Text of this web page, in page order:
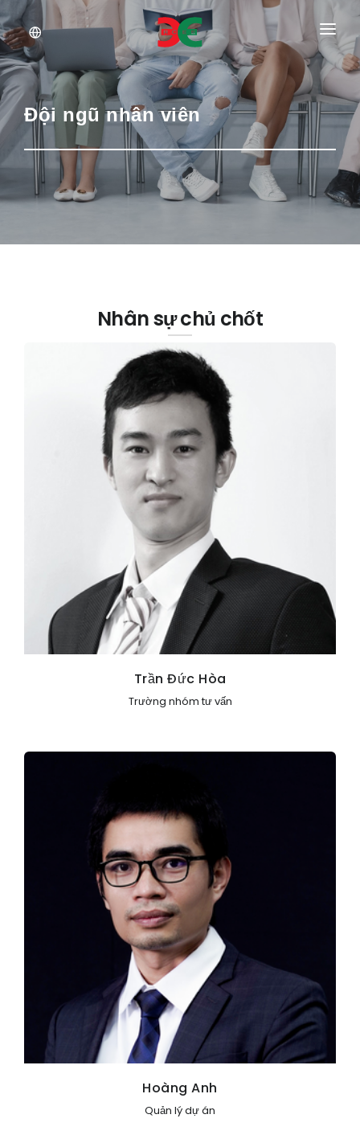
Giới thiệu
Dịch vụ
Tài liệu
Tin tức
Đội ngũ nhân viên
Nhân sự chủ chốt
Trần Đức Hòa
Trường nhóm tư vấn
Hoàng Anh
Quản lý dự án